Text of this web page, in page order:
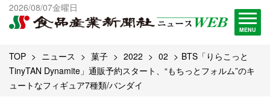
2026/08/07金曜日
MENU
出版物一覧へ
試読・購読申し込み
TOP ニュース 菓子 2022 02
BTS「りらこっと
TinyTAN Dynamite」通販予約スタート、“もちっとフォルム”のキ
ュートなフィギュア7種類/バンダイ